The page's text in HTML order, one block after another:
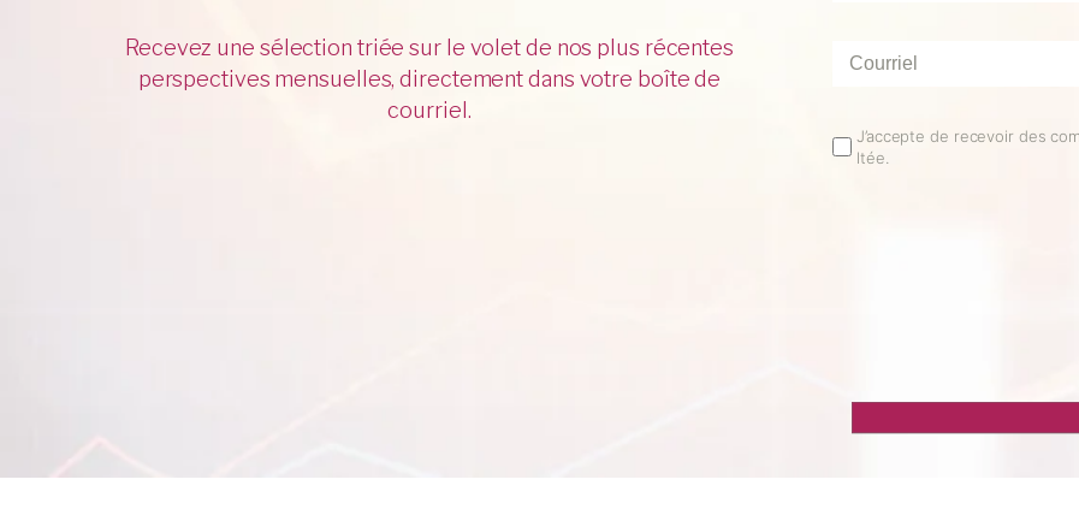
Recevez une sélection triée sur le volet de nos plus récentes
perspectives mensuelles, directement dans votre boîte de
courriel.
Courriel*
Email
Opt
J’accepte de recevoir des
ltée.